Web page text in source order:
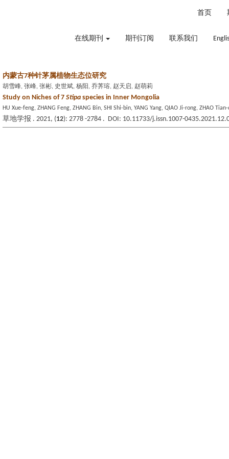
首页
在线期刊 期刊订阅 联系我们
内蒙古7种针茅属植物生态位研究
胡雪峰, 张峰, 张彬, 史世斌, 杨阳, 乔荠瑢, 赵天启, 赵萌莉
Study on Niches of 7 Stipa species in Inner Mongolia
HU Xue-feng, ZHANG Feng, ZHANG Bin, SHI Shi-bin, YANG Yang, QIAO Ji-rong, ZHAO
草地学报 . 2021, (12): 2778 -2784 . DOI: 10.11733/j.issn.1007-